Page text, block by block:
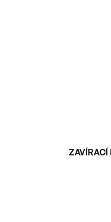
ZAVÍRACÍ